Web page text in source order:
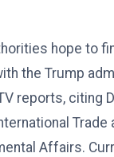
hope to
the Trump
reports, citing
Trade
Affairs.